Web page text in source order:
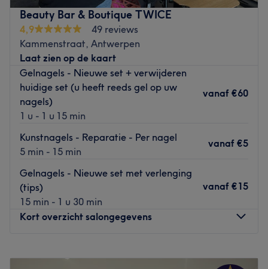
je nu voor een gellak, medische of basis pedicure komt,
Joke neemt alle tijd voor je en zal zorgen dat de
behandeling een feestje is voor je voeten. Ze stelt je al
snel op je gemak want een persoonlijke benadering is
belangrijk voor haar.
Dus neem ontspannen plaats bij Bellezza en voordat je
het weet loop je de salon uit met zachte, verzorgde
voeten en perfect uitziende teennagels.
Go to venue
Beauty Bar & Boutique TWICE
4,9
49 reviews
Kammenstraat, Antwerpen
Laat zien op de kaart
Gelnagels - Nieuwe set + verwijderen
huidige set (u heeft reeds gel op uw
nagels)
1 u - 1 u 15 min
vanaf €60
Kunstnagels - Reparatie - Per nagel
5 min - 15 min
vanaf €5
Gelnagels - Nieuwe set met verlenging
(tips)
15 min - 1 u 30 min
vanaf €15
Kort overzicht salongegevens
21:00